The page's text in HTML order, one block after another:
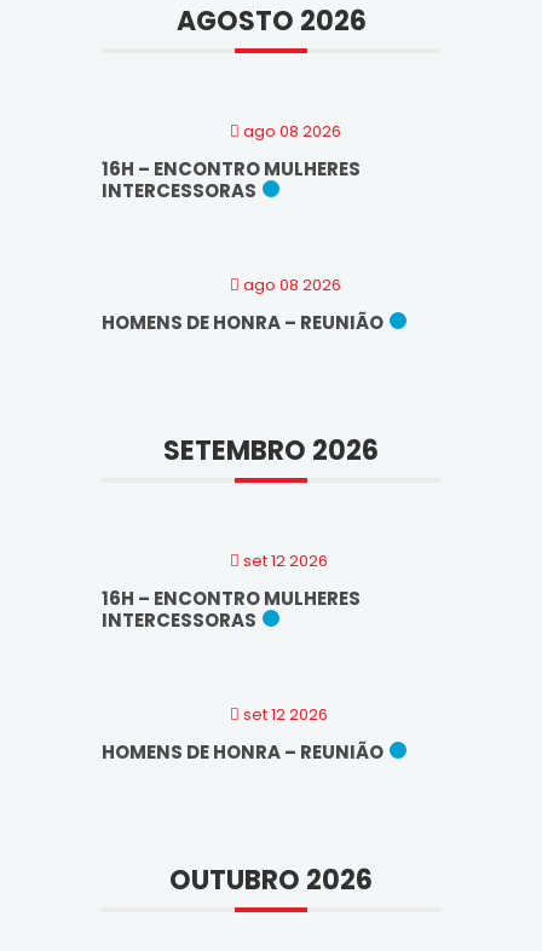
AGOSTO 2026
ago 08 2026
16H – ENCONTRO MULHERES
INTERCESSORAS
ago 08 2026
HOMENS DE HONRA – REUNIÃO
SETEMBRO 2026
set 12 2026
16H – ENCONTRO MULHERES
INTERCESSORAS
set 12 2026
HOMENS DE HONRA – REUNIÃO
OUTUBRO 2026